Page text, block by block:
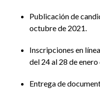
Publicación de
octubre de 2021.
Inscripciones en
del 24 al 28 de
Entrega de